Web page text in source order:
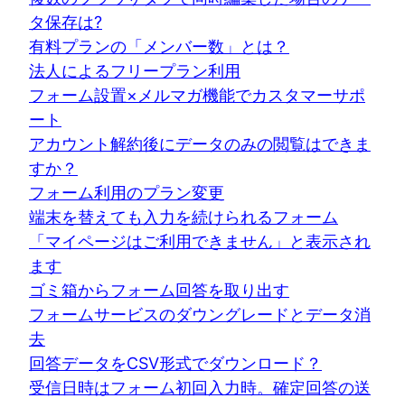
タ保存は?
有料プランの「メンバー数」とは？
法人によるフリープラン利用
フォーム設置×メルマガ機能でカスタマーサポ
ート
アカウント解約後にデータのみの閲覧はできま
すか？
フォーム利用のプラン変更
端末を替えても入力を続けられるフォーム
「マイページはご利用できません」と表示され
ます
ゴミ箱からフォーム回答を取り出す
フォームサービスのダウングレードとデータ消
去
回答データをCSV形式でダウンロード？
受信日時はフォーム初回入力時。確定回答の送